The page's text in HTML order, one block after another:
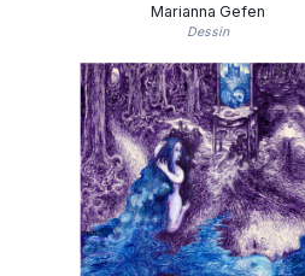
Marianna Gefen
Dessin